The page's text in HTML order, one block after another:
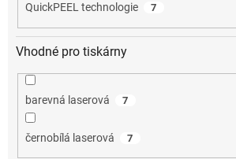
QuickPEEL technologie 7
Vhodné pro tiskárny
barevná laserová 7
černobílá laserová 7